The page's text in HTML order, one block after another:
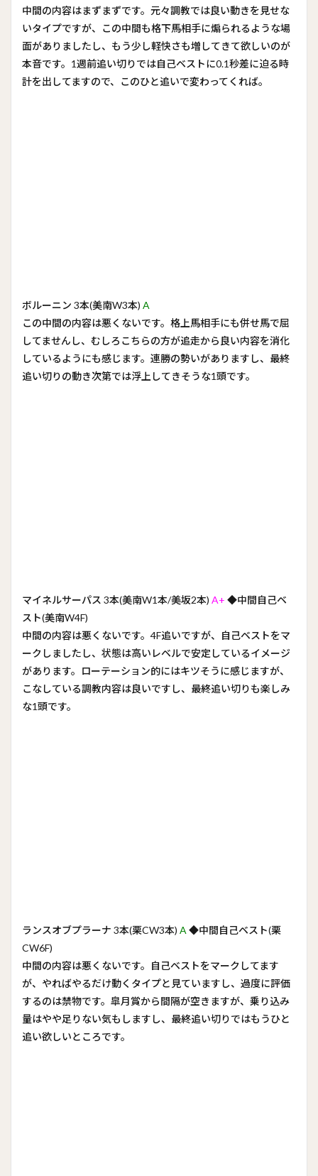
中間の内容はまずまずです。元々調教では良い動きを見せな
いタイプですが、この中間も格下馬相手に煽られるような場
面がありましたし、もう少し軽快さも増してきて欲しいのが
本音です。1週前追い切りでは自己ベストに0.1秒差に迫る時
計を出してますので、このひと追いで変わってくれば。
ボルーニン 3本(美南W3本) A
この中間の内容は悪くないです。格上馬相手にも併せ馬で屈
してませんし、むしろこちらの方が追走から良い内容を消化
しているようにも感じます。連勝の勢いがありますし、最終
追い切りの動き次第では浮上してきそうな1頭です。
マイネルサーパス 3本(美南W1本/美坂2本) A+ ◆中間自己ベ
スト(美南W4F)
中間の内容は悪くないです。4F追いですが、自己ベストをマ
ークしましたし、状態は高いレベルで安定しているイメージ
があります。ローテーション的にはキツそうに感じますが、
こなしている調教内容は良いですし、最終追い切りも楽しみ
な1頭です。
ランスオブプラーナ 3本(栗CW3本) A ◆中間自己ベスト(栗
CW6F)
中間の内容は悪くないです。自己ベストをマークしてます
が、やればやるだけ動くタイプと見ていますし、過度に評価
するのは禁物です。皐月賞から間隔が空きますが、乗り込み
量はやや足りない気もしますし、最終追い切りではもうひと
追い欲しいところです。